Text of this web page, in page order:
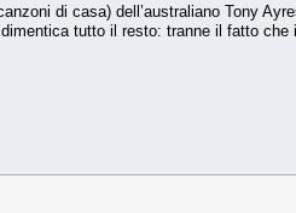
di casa) dell’australiano Tony
tutto il resto: tranne il fatto